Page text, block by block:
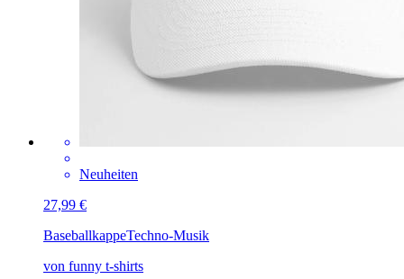
Neuheiten
27,99 €
BaseballkappeTechno-Musik
von funny t-shirts